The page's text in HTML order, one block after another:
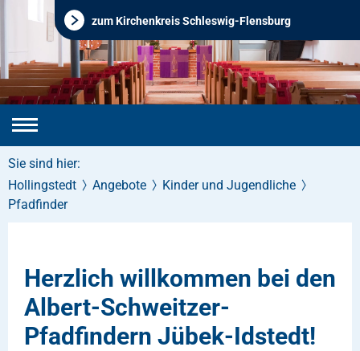
zum Kirchenkreis Schleswig-Flensburg
Sie sind hier:
Hollingstedt
Angebote
Kinder und Jugendliche
Pfadfinder
Herzlich willkommen bei den
Albert-Schweitzer-
Pfadfindern Jübek-Idstedt!